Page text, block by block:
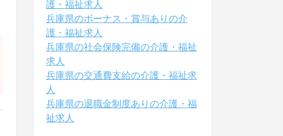
護・福祉求人
兵庫県のボーナス・賞与ありの介
護・福祉求人
兵庫県の社会保険完備の介護・福祉
求人
兵庫県の交通費支給の介護・福祉求
人
兵庫県の退職金制度ありの介護・福
祉求人